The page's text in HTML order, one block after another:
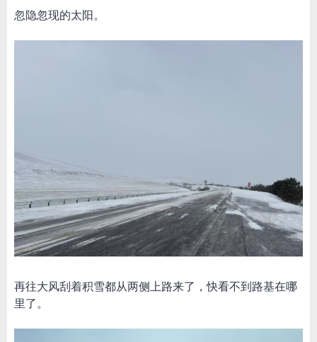
忽隐忽现的太阳。
再往大风刮着积雪都从两侧上路来了，快看不到路基在哪
里了。